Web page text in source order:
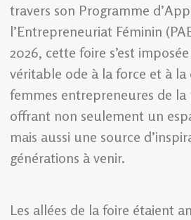
travers son Programme
l’Entrepreneuriat Féminin
2026, cette foire s’est
véritable ode à la force et à
femmes entrepreneures de la
offrant non seulement un
mais aussi une source
générations à venir.
Les allées de la foire étaient